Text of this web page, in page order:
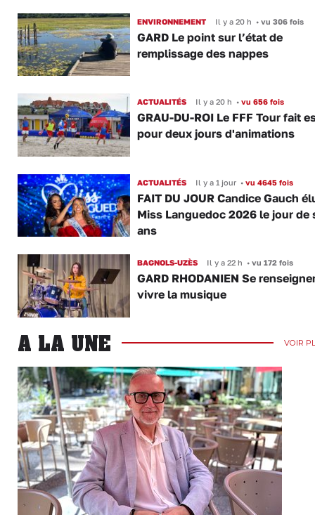
ENVIRONNEMENT Il y a 20 h •vu 306 fois
GARD Le point sur l’état de
remplissage des nappes
ACTUALITÉS Il y a 20 h •vu 656 fois
GRAU-DU-ROI Le FFF Tour fait
pour deux jours d'animations
ACTUALITÉS Il y a 1 jour •vu 4645 fois
FAIT DU JOUR Candice Gauch
Miss Languedoc 2026 le jour de
ans
BAGNOLS-UZÈS Il y a 22 h •vu 172 fois
GARD RHODANIEN Se
vivre la musique
A LA UNE VOIR